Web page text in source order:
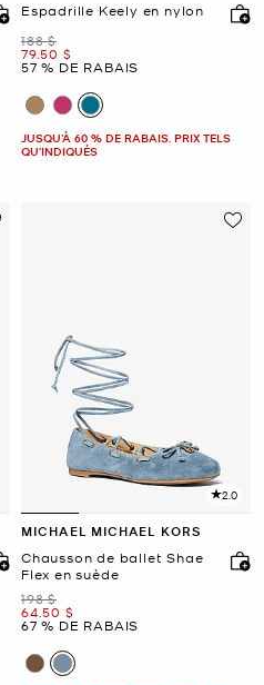
Espadrille Keely en nylon
était
188 $
maintenant
79.50 $
57 % DE RABAIS
JUSQU’À 60 % DE RABAIS. PRIX TELS
QU'INDIQUÉS
2.0
MICHAEL MICHAEL KORS
Chausson de ballet Shae
Flex en suède
était
198 $
maintenant
64.50 $
67 % DE RABAIS